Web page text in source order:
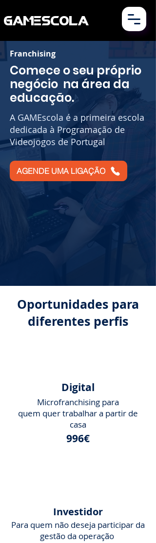
GAMESCOLA
Franchising
Comece o seu próprio
negócio na área da
educação.
A GAMEscola é a primeira escola
dedicada à Programação de
Videojogos de Portugal
AGENDE UMA LIGAÇÃO
Oportunidades para
diferentes perfis
Digital
Microfranchising para
quem quer trabalhar a partir de
casa
996€
Investidor
Para quem não deseja participar da
gestão da operação